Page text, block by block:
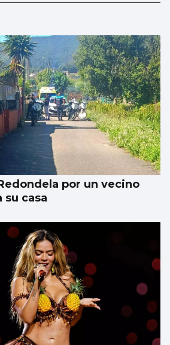
“No festival tentamos un
e informalidade”
por un vecino
su casa